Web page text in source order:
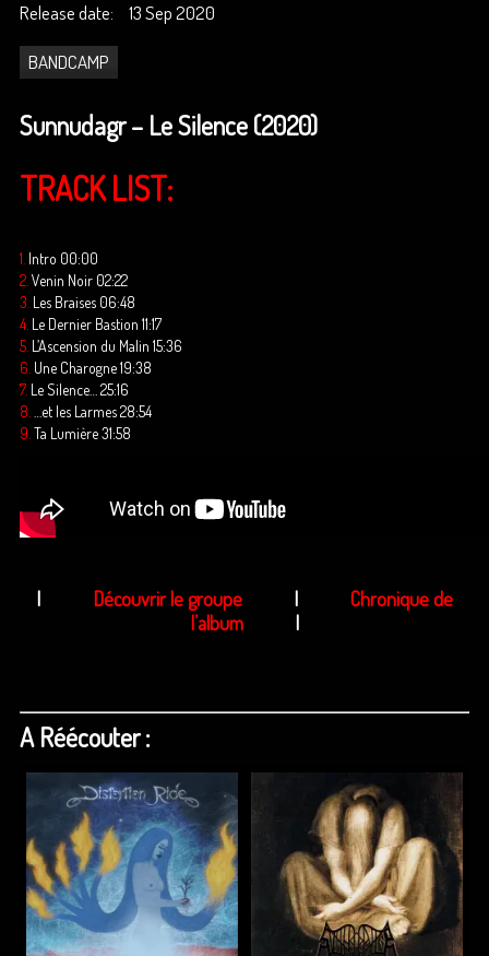
Release date:
13 Sep 2020
BANDCAMP
Sunnudagr – Le Silence (2020)
TRACK LIST:
1. Intro 00:00
2. Venin Noir 02:22
3. Les Braises 06:48
4. Le Dernier Bastion 11:17
5. L’Ascension du Malin 15:36
6. Une Charogne 19:38
7. Le Silence… 25:16
8.
…et les Larmes 28:54
9. Ta Lumière 31:58
| Découvrir le groupe| Chronique de
l’album|
A Réécouter :